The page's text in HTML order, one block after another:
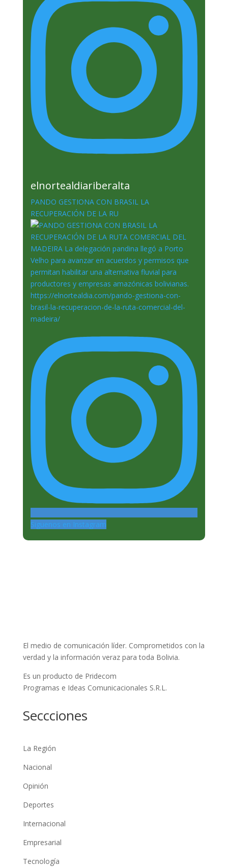
elnortealdiariberalta
PANDO GESTIONA CON BRASIL LA
RECUPERACIÓN DE LA RU
Siguenos en Instagram
El medio de comunicación líder. Comprometidos con la
verdad y la información veraz para toda Bolivia.
Es un producto de Pridecom
Programas e Ideas Comunicacionales S.R.L.
Seccciones
La Región
Nacional
Opinión
Deportes
Internacional
Empresarial
Tecnología